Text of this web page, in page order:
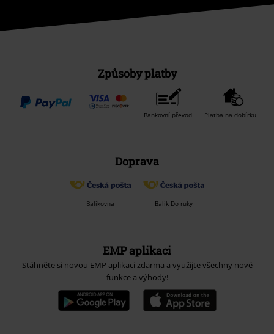
Způsoby platby
Bankovní převod Platba na dobírku
Doprava
Balíkovna Balík Do ruky
EMP aplikaci
Stáhněte si novou EMP aplikaci zdarma a využijte všechny nové
funkce a výhody!